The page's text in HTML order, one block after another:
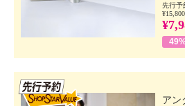
先行予
¥15,800
アン